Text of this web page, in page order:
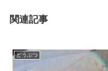
関連記事
どうぶつ